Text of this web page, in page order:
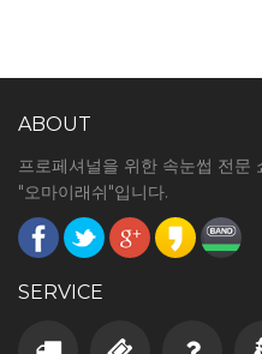
ABOUT
프로페셔널을 위한 속눈썹 전문
"오마이래쉬"입니다.
SERVICE